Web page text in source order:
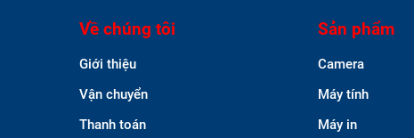
Về chúng tôi
Giới thiệu
Vận chuyển
Thanh toán
Sản phẩm
Camera
Máy tính
Máy in